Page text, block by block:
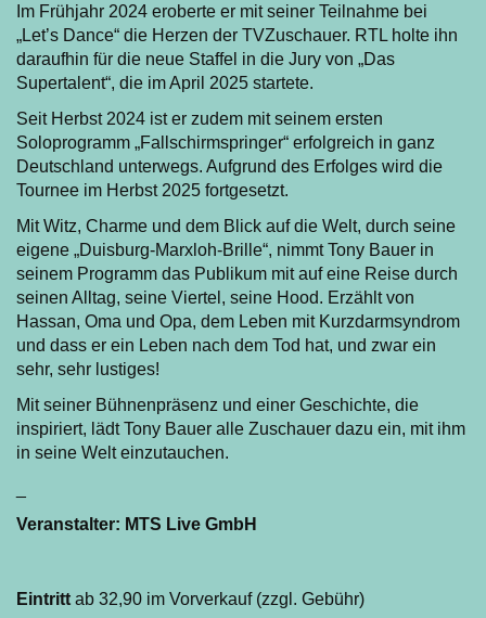
Im Frühjahr 2024 eroberte er mit seiner Teilnahme bei
„Let’s Dance“ die Herzen der TVZuschauer. RTL holte ihn
daraufhin für die neue Staffel in die Jury von „Das
Supertalent“, die im April 2025 startete.
Seit Herbst 2024 ist er zudem mit seinem ersten
Soloprogramm „Fallschirmspringer“ erfolgreich in ganz
Deutschland unterwegs. Aufgrund des Erfolges wird die
Tournee im Herbst 2025 fortgesetzt.
Mit Witz, Charme und dem Blick auf die Welt, durch seine
eigene „Duisburg-Marxloh-Brille“, nimmt Tony Bauer in
seinem Programm das Publikum mit auf eine Reise durch
seinen Alltag, seine Viertel, seine Hood. Erzählt von
Hassan, Oma und Opa, dem Leben mit Kurzdarmsyndrom
und dass er ein Leben nach dem Tod hat, und zwar ein
sehr, sehr lustiges!
Mit seiner Bühnenpräsenz und einer Geschichte, die
inspiriert, lädt Tony Bauer alle Zuschauer dazu ein, mit ihm
in seine Welt einzutauchen.
Veranstalter: MTS Live GmbH
Eintritt ab 32,90 im Vorverkauf (zzgl. Gebühr)